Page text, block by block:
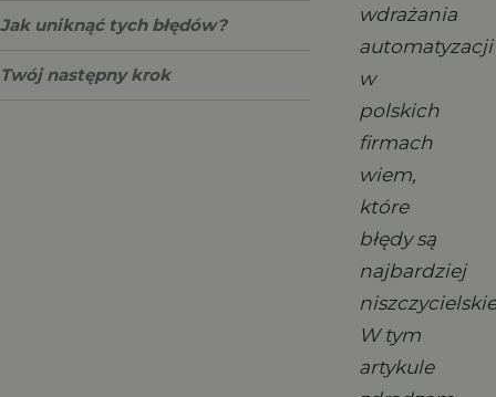
Jak uniknąć tych błędów?
Twój następny krok
wdrażania
automatyzacji
w
polskich
firmach
wiem,
które
błędy są
najbardziej
W tym
artykule